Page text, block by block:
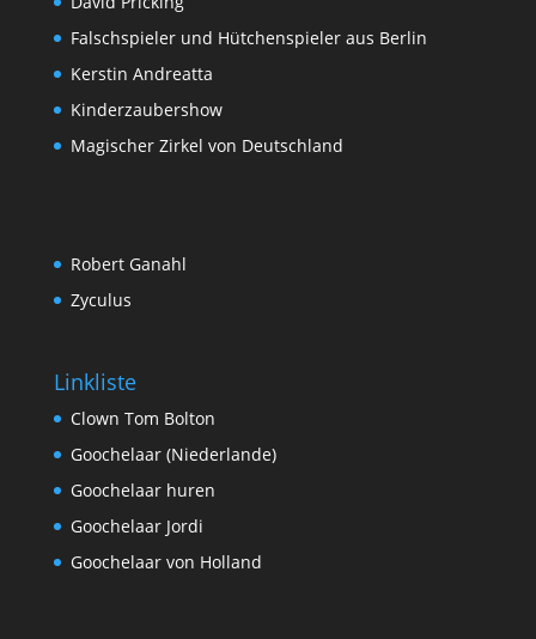
Falschspieler und Hütchenspieler aus Berlin
Kerstin Andreatta
Kinderzaubershow
Magischer Zirkel von Deutschland
Robert Ganahl
Zyculus
Linkliste
Clown Tom Bolton
Goochelaar (Niederlande)
Goochelaar huren
Goochelaar Jordi
Goochelaar von Holland